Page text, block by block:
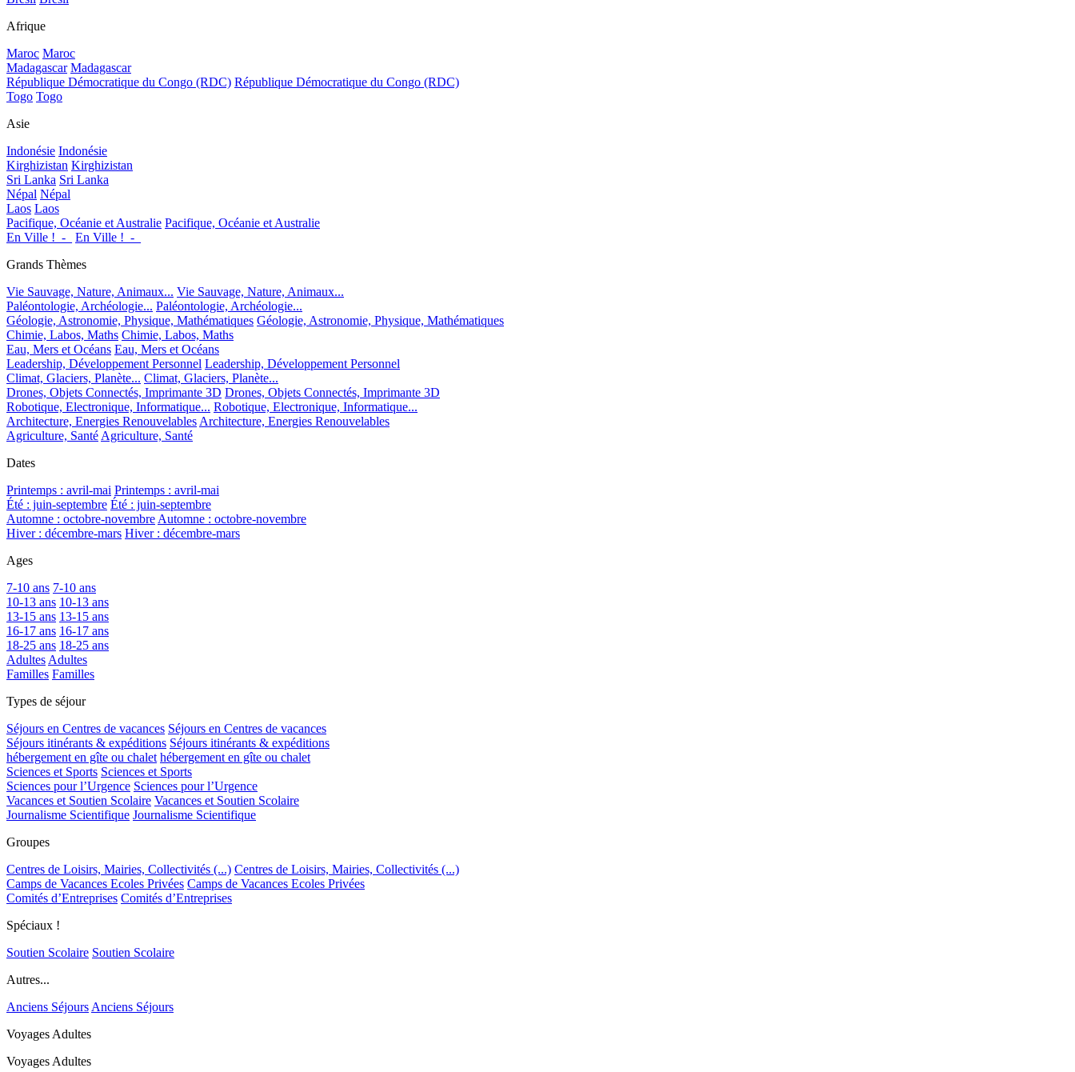
Afrique
Maroc Maroc
Madagascar Madagascar
République Démocratique du Congo (RDC) République Démocratique du Congo (RDC)
Togo Togo
Asie
Indonésie Indonésie
Kirghizistan Kirghizistan
Sri Lanka Sri Lanka
Népal Népal
Laos Laos
Pacifique, Océanie et Australie Pacifique, Océanie et Australie
En Ville !_-_
En Ville !_-_
Grands Thèmes
Vie Sauvage, Nature, Animaux... Vie Sauvage, Nature, Animaux...
Paléontologie, Archéologie... Paléontologie, Archéologie...
Géologie, Astronomie, Physique, Mathématiques Géologie, Astronomie, Physique, Mathématiques
Chimie, Labos, Maths Chimie, Labos, Maths
Eau, Mers et Océans Eau, Mers et Océans
Leadership, Développement Personnel Leadership, Développement Personnel
Climat, Glaciers, Planète... Climat, Glaciers, Planète...
Drones, Objets Connectés, Imprimante 3D Drones, Objets Connectés, Imprimante 3D
Robotique, Electronique, Informatique... Robotique, Electronique, Informatique...
Architecture, Energies Renouvelables Architecture, Energies Renouvelables
Agriculture, Santé Agriculture, Santé
Dates
Printemps : avril-mai Printemps : avril-mai
Été : juin-septembre Été : juin-septembre
Automne : octobre-novembre Automne : octobre-novembre
Hiver : décembre-mars Hiver : décembre-mars
Ages
7-10 ans 7-10 ans
10-13 ans 10-13 ans
13-15 ans 13-15 ans
16-17 ans 16-17 ans
18-25 ans 18-25 ans
Adultes Adultes
Familles Familles
Types de séjour
Séjours en Centres de vacances Séjours en Centres de vacances
Séjours itinérants & expéditions Séjours itinérants & expéditions
hébergement en gîte ou chalet hébergement en gîte ou chalet
Sciences et Sports Sciences et Sports
Sciences pour l’Urgence Sciences pour l’Urgence
Vacances et Soutien Scolaire Vacances et Soutien Scolaire
Journalisme Scientifique Journalisme Scientifique
Groupes
Centres de Loisirs, Mairies, Collectivités (...) Centres de Loisirs, Mairies, Collectivités (...)
Camps de Vacances Ecoles Privées Camps de Vacances Ecoles Privées
Comités d’Entreprises Comités d’Entreprises
Spéciaux !
Soutien Scolaire Soutien Scolaire
Autres...
Anciens Séjours Anciens Séjours
Voyages Adultes
Voyages Adultes